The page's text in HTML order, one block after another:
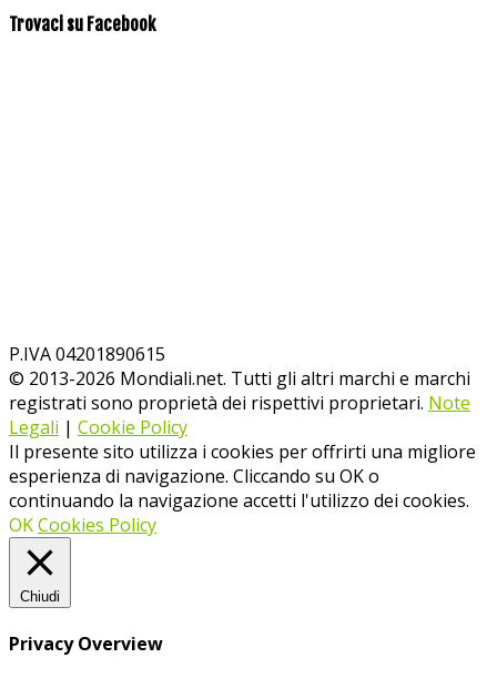
Trovaci su Facebook
P.IVA 04201890615
© 2013-2026 Mondiali.net. Tutti gli altri marchi e marchi
registrati sono proprietà dei rispettivi proprietari. Note
Legali | Cookie Policy
Il presente sito utilizza i cookies per offrirti una migliore
esperienza di navigazione. Cliccando su OK o
continuando la navigazione accetti l'utilizzo dei cookies.
OKCookies Policy
Chiudi
Privacy Overview